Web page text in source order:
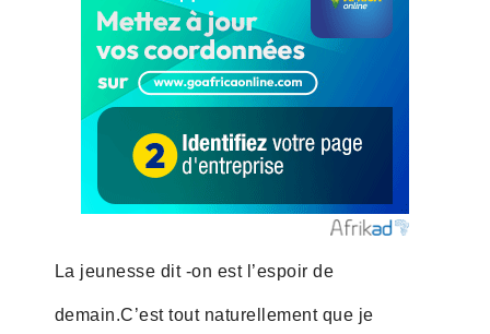
La jeunesse dit -on est l’espoir de
demain.C’est tout naturellement que je